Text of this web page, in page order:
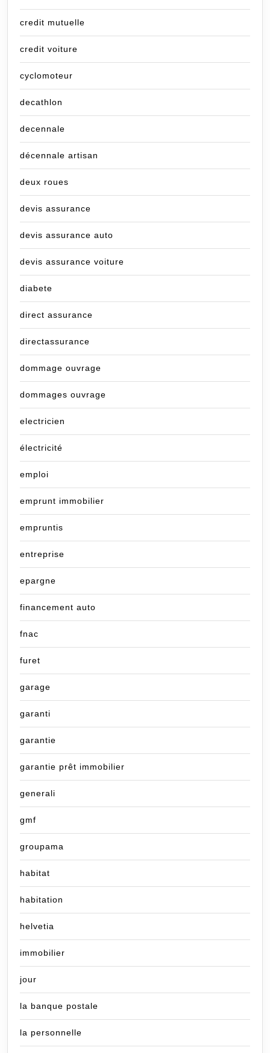
credit mutuelle
credit voiture
cyclomoteur
decathlon
decennale
décennale artisan
deux roues
devis assurance
devis assurance auto
devis assurance voiture
diabete
direct assurance
directassurance
dommage ouvrage
dommages ouvrage
electricien
électricité
emploi
emprunt immobilier
empruntis
entreprise
epargne
financement auto
fnac
furet
garage
garanti
garantie
garantie prêt immobilier
generali
gmf
groupama
habitat
habitation
helvetia
immobilier
jour
la banque postale
la personnelle